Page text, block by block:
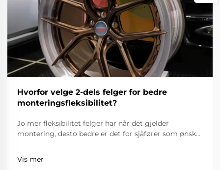
Hvorfor velge 2-dels felger for bedre
monteringsfleksibilitet?
Jo mer fleksibilitet felger har når det gjelder
montering, desto bedre er det for sjåfører som ønsker
kjørekomforten til kjøretøyet. 2-dels felger er mer
fleksible enn 1-dels felger fordi ekkene og felgen er
Vis mer